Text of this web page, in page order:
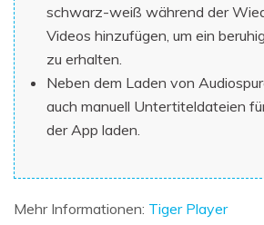
schwarz-weiß während der
Videos hinzufügen, um ein
zu erhalten.
Neben dem Laden von
auch manuell Untertiteldateien
der App laden.
Mehr Informationen: Tiger Player